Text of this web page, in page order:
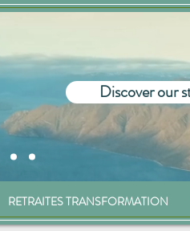
Discover our
RETRAITES TRANSFORMATION